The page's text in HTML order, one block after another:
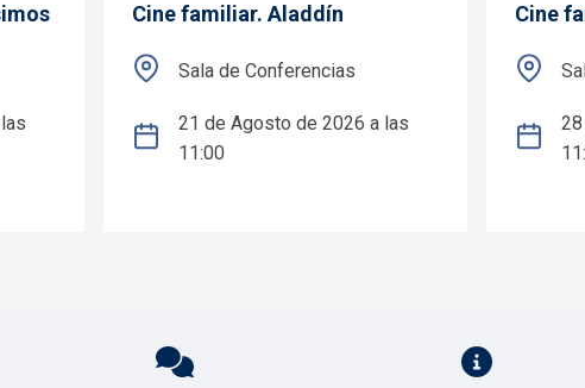
Cine familiar. Aladdín
Sala de Conferencias
21 de Agosto de 2026 a las
11:00
Cine